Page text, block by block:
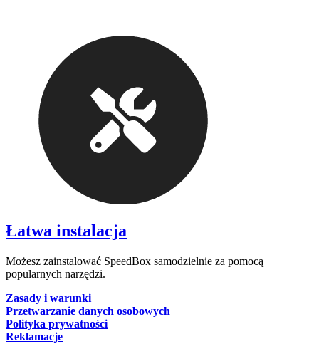
Łatwa instalacja
Możesz zainstalować SpeedBox samodzielnie za pomocą
popularnych narzędzi.
Zasady i warunki
Przetwarzanie danych osobowych
Polityka prywatności
Reklamacje